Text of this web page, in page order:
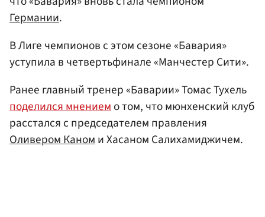
Германии.
В Лиге чемпионов с этом сезоне «Бавария»
уступила в четвертьфинале «Манчестер Сити».
Ранее главный тренер «Баварии» Томас Тухель
поделился мнениемо том, что мюнхенский клуб
расстался с председателем правления
Оливером Каноми Хасаном Салихамиджичем.